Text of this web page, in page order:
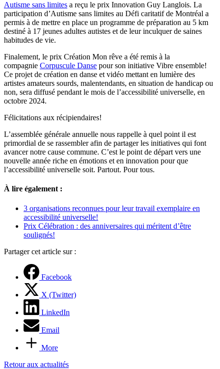
Autisme sans limites a reçu le prix Innovation Guy Langlois. La
participation d’Autisme sans limites au Défi caritatif de Montréal a
permis à de mettre en place un programme de préparation au 5 km
destiné à 17 jeunes adultes autistes et de leur inculquer de saines
habitudes de vie.
Finalement, le prix Création Mon rêve a été remis à la
compagnie Corpuscule Danse pour son initiative Vibre ensemble!
Ce projet de création en danse et vidéo mettant en lumière des
artistes amateurs sourds, malentendants, en situation de handicap ou
non, sera diffusé pendant le mois de l’accessibilité universelle, en
octobre 2024.
Félicitations aux récipiendaires!
L’assemblée générale annuelle nous rappelle à quel point il est
primordial de se rassembler afin de partager les initiatives qui font
avancer notre cause commune. C’est le point de départ vers une
nouvelle année riche en émotions et en innovation pour que
l’accessibilité universelle soit. Partout. Pour tous.
À lire également :
3 organisations reconnues pour leur travail exemplaire en
accessibilité universelle!
Prix Célébration : des anniversaires qui méritent d’être
soulignés!
Partager cet article sur :
Facebook
X (Twitter)
LinkedIn
Email
More
Retour aux actualités